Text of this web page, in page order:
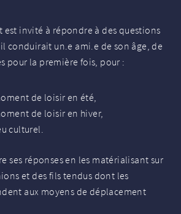
est invité à répondre à des questions
conduirait un.e ami.e de son âge, de
pour la première fois, pour :
de loisir en été,
de loisir en hiver,
culturel.
ses réponses en les matérialisant sur
et des fils tendus dont les
aux moyens de déplacement